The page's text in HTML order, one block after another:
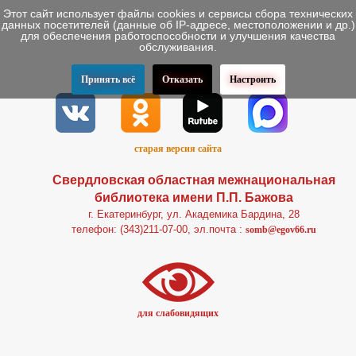
старая версия сайта
Свердловская областная межнациональная
библиотека имени П.П. Бажова
г. Екатеринбург, ул. Академика Бардина, 28
телефон: (343)211-07-00, эл.почта : somb@egov66.ru
для слабовидящих
Этот сайт использует файлы cookies и сервисы сбора технических
данных посетителей (данные об IP-адресе, местоположении и др.)
для обеспечения работоспособности и улучшения качества
обслуживания.
Принять всё Отказать Настроить